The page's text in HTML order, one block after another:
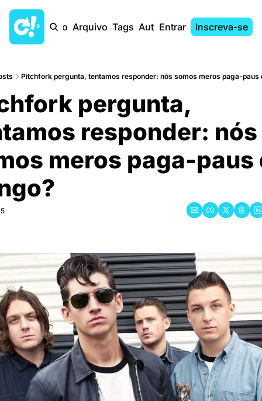
Início Arquivo Tags AutoresEntrar Inscreva-se
Pitchfork pergunta, tentamos responder: nós somos meros paga-paus
pergunta,
responder: nós
meros paga-paus